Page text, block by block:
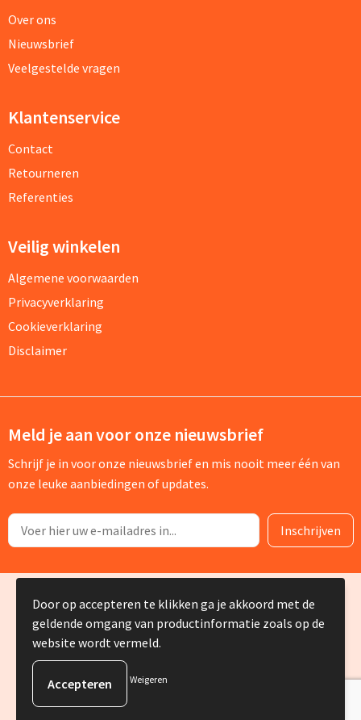
Over ons
Nieuwsbrief
Veelgestelde vragen
Klantenservice
Contact
Retourneren
Referenties
Veilig winkelen
Algemene voorwaarden
Privacyverklaring
Cookieverklaring
Disclaimer
Meld je aan voor onze nieuwsbrief
Schrijf je in voor onze nieuwsbrief en mis nooit meer één van
onze leuke aanbiedingen of updates.
© Copyright Silvia Bruin reclame-advies 2025
Door op accepteren te klikken ga je akkoord met de
geldende omgang van productinformatie zoals op de
website wordt vermeld.
Weigeren